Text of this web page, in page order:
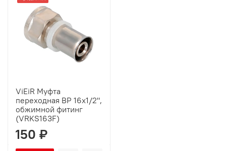
ViEiR Муфта
переходная ВР 16х1/2",
обжимной фитинг
(VRKS163F)
150 ₽